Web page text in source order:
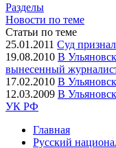
Разделы
Новости по теме
Статьи по теме
25.01.2011 Суд
19.08.2010 В
вынесенный
17.02.2010 В
12.03.2009 В
УК РФ
Главная
Русский